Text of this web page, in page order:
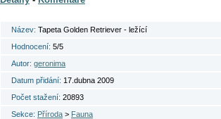
Název: Tapeta Golden Retriever - ležící
Hodnocení: 5/5
Autor: geronima
Datum přidání: 17.dubna 2009
Počet stažení: 20893
Sekce: Příroda > Fauna